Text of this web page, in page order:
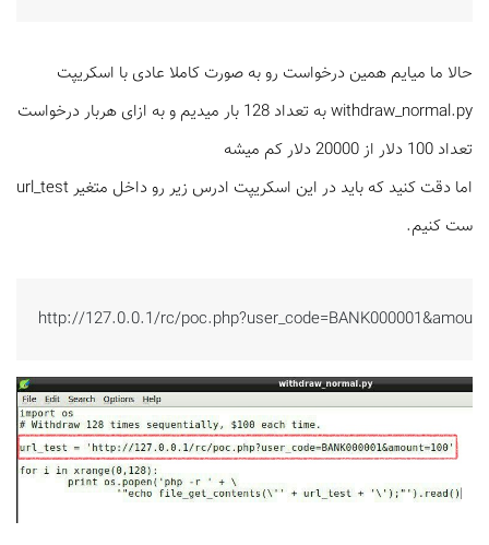
حالا ما میایم همین درخواست رو به صورت کاملا عادی با اسکریپت
withdraw_normal.py به تعداد 128 بار میدیم و به ازای هربار درخواست
تعداد 100 دلار از 20000 دلار کم میشه
اما دقت کنید که باید در این اسکریپت ادرس زیر رو داخل متغیر url_test
ست کنیم.
http://127.0.0.1/rc/